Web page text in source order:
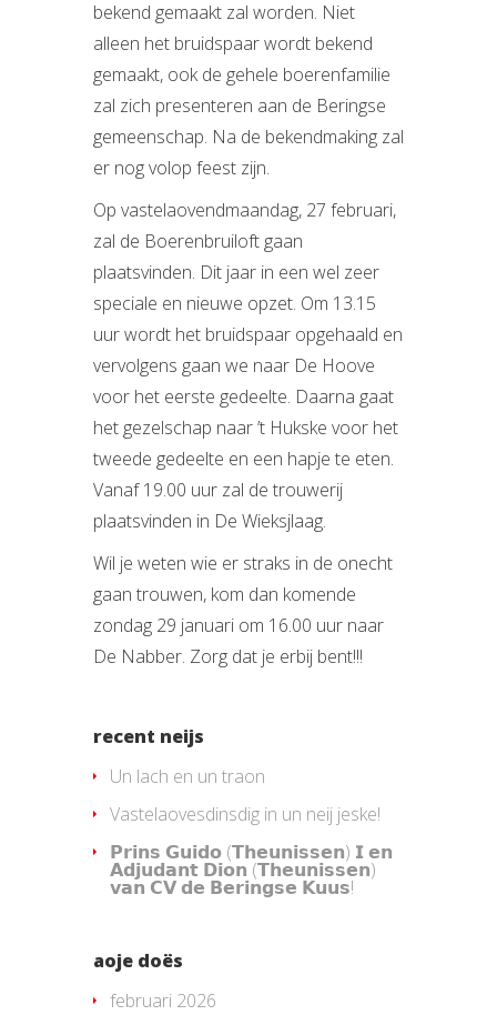
bekend gemaakt zal worden. Niet
alleen het bruidspaar wordt bekend
gemaakt, ook de gehele boerenfamilie
zal zich presenteren aan de Beringse
gemeenschap. Na de bekendmaking zal
er nog volop feest zijn.
Op vastelaovendmaandag, 27 februari,
zal de Boerenbruiloft gaan
plaatsvinden. Dit jaar in een wel zeer
speciale en nieuwe opzet. Om 13.15
uur wordt het bruidspaar opgehaald en
vervolgens gaan we naar De Hoove
voor het eerste gedeelte. Daarna gaat
het gezelschap naar ’t Hukske voor het
tweede gedeelte en een hapje te eten.
Vanaf 19.00 uur zal de trouwerij
plaatsvinden in De Wieksjlaag.
Wil je weten wie er straks in de onecht
gaan trouwen, kom dan komende
zondag 29 januari om 16.00 uur naar
De Nabber. Zorg dat je erbij bent!!!
recent neijs
Un lach en un traon
Vastelaovesdinsdig in un neij jeske!
𝗣𝗿𝗶𝗻𝘀 𝗚𝘂𝗶𝗱𝗼 (𝗧𝗵𝗲𝘂𝗻𝗶𝘀𝘀𝗲𝗻) 𝗜 𝗲𝗻
𝗔𝗱𝗷𝘂𝗱𝗮𝗻𝘁 𝗗𝗶𝗼𝗻 (𝗧𝗵𝗲𝘂𝗻𝗶𝘀𝘀𝗲𝗻)
𝘃𝗮𝗻 𝗖𝗩 𝗱𝗲 𝗕𝗲𝗿𝗶𝗻𝗴𝘀𝗲 𝗞𝘂𝘂𝘀!
aoje doës
februari 2026